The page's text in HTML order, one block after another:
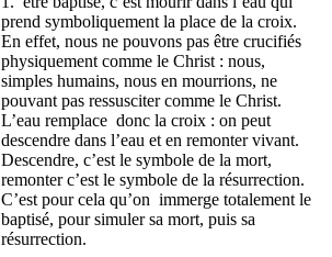
prend symboliquement la place de la croix.
En effet, nous ne pouvons pas être crucifiés
physiquement comme le Christ : nous,
simples humains, nous en mourrions, ne
pouvant pas ressusciter comme le Christ.
L’eau remplace donc la croix : on peut
descendre dans l’eau et en remonter vivant.
Descendre, c’est le symbole de la mort,
remonter c’est le symbole de la résurrection.
C’est pour cela qu’on immerge totalement le
baptisé, pour simuler sa mort, puis sa
résurrection.